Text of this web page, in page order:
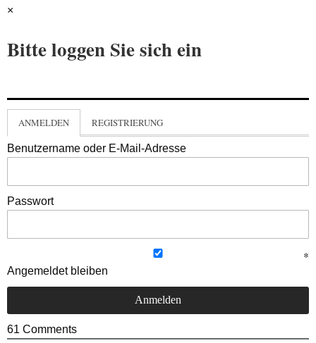
×
Bitte loggen Sie sich ein
ANMELDEN REGISTRIERUNG
Benutzername oder E-Mail-Adresse
Passwort
Angemeldet bleiben
61 Comments